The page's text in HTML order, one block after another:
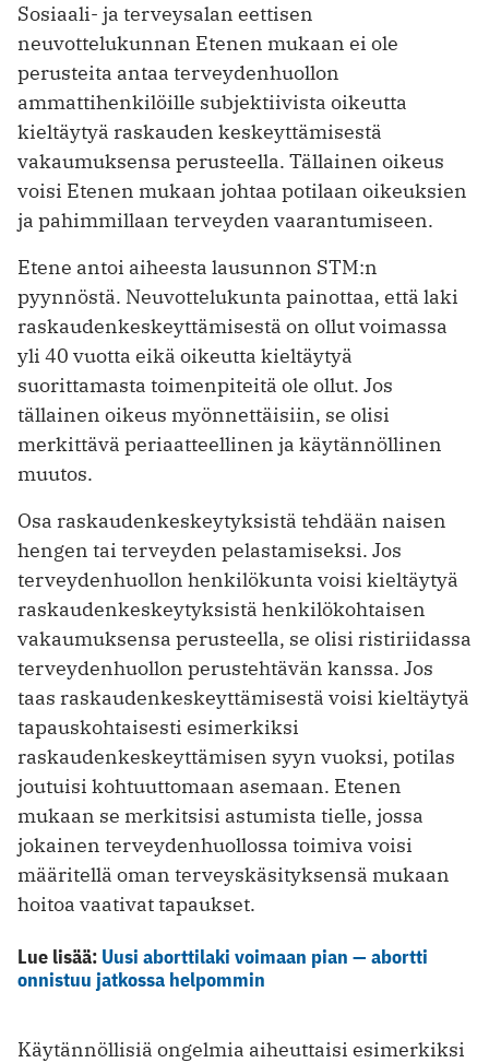
Sosiaali- ja terveysalan eettisen
neuvottelukunnan Etenen mukaan ei ole
perusteita antaa terveydenhuollon
ammattihenkilöille subjektiivista oikeutta
kieltäytyä raskauden keskeyttämisestä
vakaumuksensa perusteella. Tällainen oikeus
voisi Etenen mukaan johtaa potilaan oikeuksien
ja pahimmillaan terveyden vaarantumiseen.
Etene antoi aiheesta lausunnon STM:n
pyynnöstä. Neuvottelukunta painottaa, että laki
raskaudenkeskeyttämisestä on ollut voimassa
yli 40 vuotta eikä oikeutta kieltäytyä
suorittamasta toimenpiteitä ole ollut. Jos
tällainen oikeus myönnettäisiin, se olisi
merkittävä periaatteellinen ja käytännöllinen
muutos.
Osa raskaudenkeskeytyksistä tehdään naisen
hengen tai terveyden pelastamiseksi. Jos
terveydenhuollon henkilökunta voisi kieltäytyä
raskaudenkeskeytyksistä henkilökohtaisen
vakaumuksensa perusteella, se olisi ristiriidassa
terveydenhuollon perustehtävän kanssa. Jos
taas raskaudenkeskeyttämisestä voisi kieltäytyä
tapauskohtaisesti esimerkiksi
raskaudenkeskeyttämisen syyn vuoksi, potilas
joutuisi kohtuuttomaan asemaan. Etenen
mukaan se merkitsisi astumista tielle, jossa
jokainen terveydenhuollossa toimiva voisi
määritellä oman terveyskäsityksensä mukaan
hoitoa vaativat tapaukset.
Lue lisää: Uusi aborttilaki voimaan pian — abortti
onnistuu jatkossa helpommin
Käytännöllisiä ongelmia aiheuttaisi esimerkiksi